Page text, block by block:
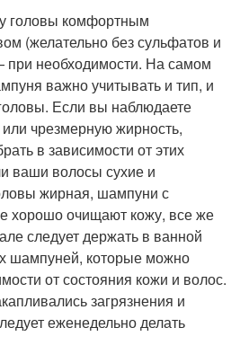
головы комфортным
(желательно без сульфатов и
необходимости. На самом
важно учитывать и тип, и
Если вы наблюдаете
чрезмерную жирность,
в зависимости от этих
ваши волосы сухие и
жирная, шампуни с
хорошо очищают кожу, все же
следует держать в ванной
шампуней, которые можно
от состояния кожи и волос.
загрязнения и
еженедельно делать